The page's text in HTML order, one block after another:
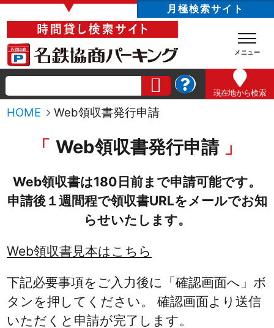
▼ 月極検索サイト
現在地から検索
HOME Web領収書発行申請
Web領収書発行申請
Web領収書は180日前まで申請可能です。
申請後１週間程で領収書URLをメールでお知
らせいたします。
Web領収書見本はこちら
下記必要事項をご入力後に「確認画面へ」ボ
タンを押してください。 確認画面より送信
いただくと申請が完了します。